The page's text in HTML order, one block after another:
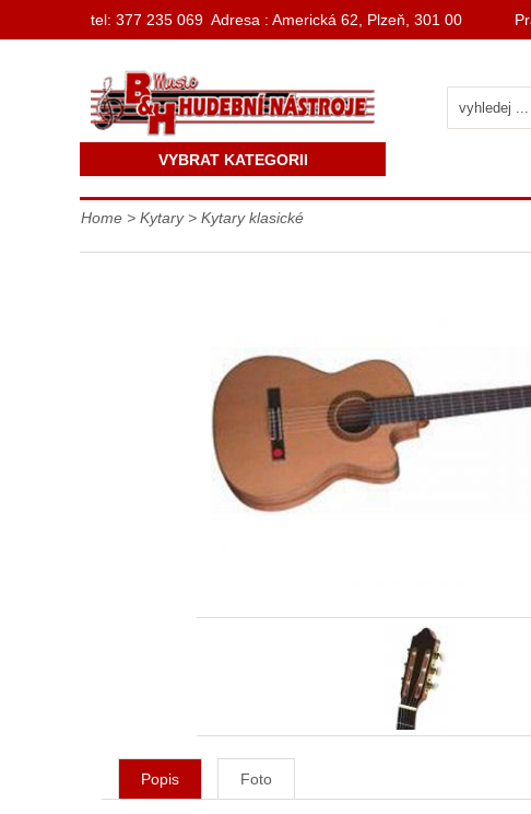
Home > Kytary> Kytary klasické
Popis Foto
VYBRAT KATEGORII
tel: 377 235 069 Adresa : Americká 62, Plzeň, 301 00